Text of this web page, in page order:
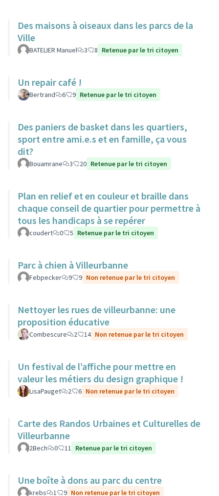
Des maisons à oiseaux dans les parcs de la
Ville
BATELIER Manuel 3 8 Retenue par le tri citoyen
Un repair café !
Bertrand 6 9 Retenue par le tri citoyen
Des paniers de basket dans les quartiers,
sport entre ami.e.s et en famille, ça vous
dit?
Bouamrane 3 20 Retenue par le tri citoyen
Plan en relief et en couleur et braille dans
chaque conseil de quartier pour permettre à
tous les handicaps à se repérer
coudert 0 5 Retenue par le tri citoyen
Parc à chien à Villeurbanne
Febpecker 9 9 Non retenue par le tri citoyen
Nettoyer les rues de villeurbanne: une
proposition éducative
Combescure 2 14 Non retenue par le tri citoyen
Un festival de l’affiche pour mettre en
valeur les métiers du design graphique !
LisaPauget 2 6 Non retenue par le tri citoyen
Carte des Randos Urbaines et Culturelles de
Villeurbanne
2Bech 0 11 Retenue par le tri citoyen
Une boîte à dons au parc du centre
krebs 1 9 Non retenue par le tri citoyen